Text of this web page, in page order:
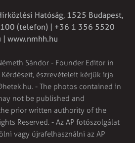
Hatóság, 1525 Budapest,
(telefon) | +36 1 356 5520
| www.nmhh.hu
Sándor - Founder Editor in
észrevételeit kérjük írja
. - The photos contained in
not be published and
prior written authority of the
Reserved. - Az AP fotószolgálat
vagy újrafelhasználni az AP